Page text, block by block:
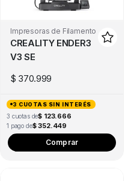
Impresoras de Filamento
CREALITY ENDER3
V3 SE
$ 370.999
3 CUOTAS SIN INTERÉS
3 cuotas de$ 123.666
1 pago de$ 352.449
Comprar